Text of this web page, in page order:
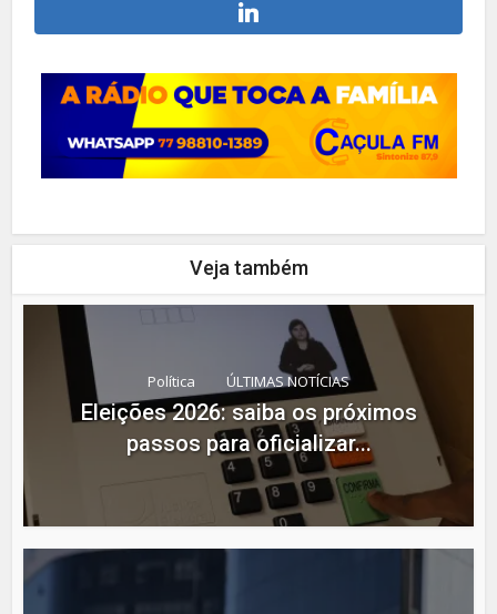
Veja também
Política ÚLTIMAS NOTÍCIAS
Eleições 2026: saiba os próximos
passos para oficializar...